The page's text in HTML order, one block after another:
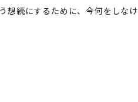
想続にするために、今何をしなけ